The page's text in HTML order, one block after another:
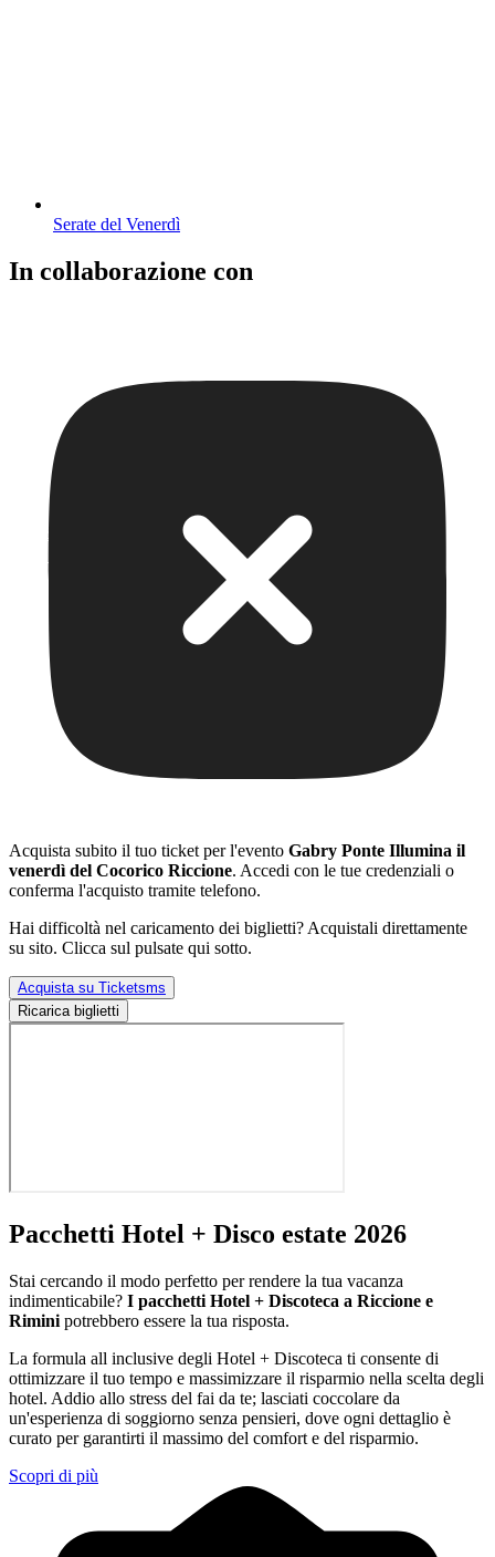
Serate del Venerdì
In collaborazione con
Acquista subito il tuo ticket per l'evento Gabry Ponte Illumina il
venerdì del Cocorico Riccione. Accedi con le tue credenziali o
conferma l'acquisto tramite telefono.
Hai difficoltà nel caricamento dei biglietti? Acquistali direttamente
su sito. Clicca sul pulsate qui sotto.
Acquista su Ticketsms
Ricarica biglietti
Pacchetti Hotel + Disco estate 2026
Stai cercando il modo perfetto per rendere la tua vacanza
indimenticabile? I pacchetti Hotel + Discoteca a Riccione e
Rimini potrebbero essere la tua risposta.
La formula all inclusive degli Hotel + Discoteca ti consente di
ottimizzare il tuo tempo e massimizzare il risparmio nella scelta degli
hotel. Addio allo stress del fai da te; lasciati coccolare da
un'esperienza di soggiorno senza pensieri, dove ogni dettaglio è
curato per garantirti il massimo del comfort e del risparmio.
Scopri di più